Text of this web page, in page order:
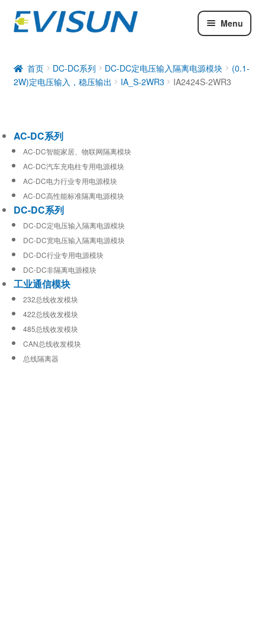
Menu
DC-DC系列
工业通信模块
首页 DC-DC系列 DC-DC定电压输入隔离电源模块
(0.1-
2W)定电压输入，稳压输出
IA_S-2WR3 IA2424S-2WR3
AC-DC系列
AC-DC智能家居、物联网隔离模块
AC-DC汽车充电柱专用电源模块
AC-DC电力行业专用电源模块
AC-DC高性能标准隔离电源模块
DC-DC系列
DC-DC定电压输入隔离电源模块
DC-DC宽电压输入隔离电源模块
DC-DC行业专用电源模块
DC-DC非隔离电源模块
工业通信模块
232总线收发模块
422总线收发模块
485总线收发模块
CAN总线收发模块
总线隔离器